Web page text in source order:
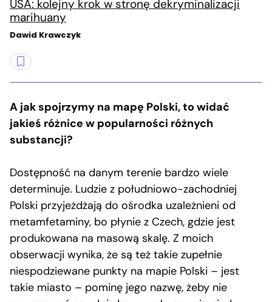
USA: kolejny krok w stronę dekryminalizacji
marihuany
Dawid Krawczyk
A jak spojrzymy na mapę Polski, to widać
jakieś różnice w popularności różnych
substancji?
Dostępność na danym terenie bardzo wiele
determinuje. Ludzie z południowo-zachodniej
Polski przyjeżdżają do ośrodka uzależnieni od
metamfetaminy, bo płynie z Czech, gdzie jest
produkowana na masową skalę. Z moich
obserwacji wynika, że są też takie zupełnie
niespodziewane punkty na mapie Polski – jest
takie miasto – pominę jego nazwę, żeby nie